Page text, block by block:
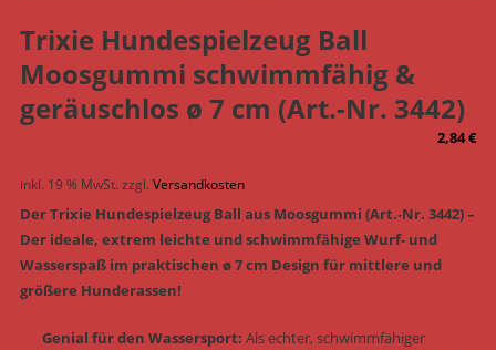
Trixie Hundespielzeug Ball
Moosgummi schwimmfähig &
geräuschlos ø 7 cm (Art.-Nr. 3442)
2,84€
inkl. 19 % MwSt. zzgl. Versandkosten
Der Trixie Hundespielzeug Ball aus Moosgummi (Art.-Nr. 3442) –
Der ideale, extrem leichte und schwimmfähige Wurf- und
Wasserspaß im praktischen ø 7 cm Design für mittlere und
größere Hunderassen!
Genial für den Wassersport: Als echter, schwimmfähiger